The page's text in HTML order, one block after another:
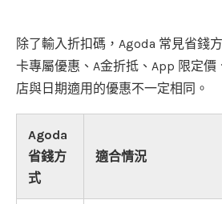
除了輸入折扣碼，Agoda 常見省錢
卡專屬優惠、A金折抵、App 限定價
店與日期適用的優惠不一定相同。
Agoda
省錢方
式
適合情況